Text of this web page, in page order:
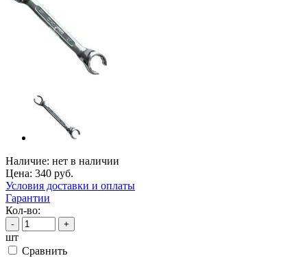
Наличие: нет в наличии
Цена: 340 руб.
Условия доставки и оплаты
Гарантии
Кол-во:
- +
шт
Cравнить